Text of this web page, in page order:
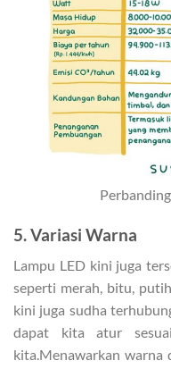
5. Variasi Warna
Lampu LED kini juga
seperti merah, bitu,
kini juga sudha
dapat kita atur
kita.Menawarkan warna